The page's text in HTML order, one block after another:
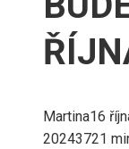
Martina16
20243721